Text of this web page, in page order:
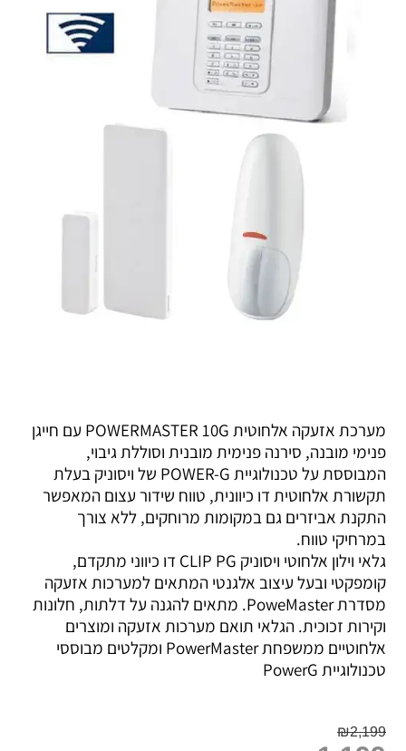
מערכת אזעקה אלחוטית POWERMASTER 10G עם חייגן
פנימי מובנה, סירנה פנימית מובנית וסוללת גיבוי,
המבוססת על טכנולוגיית POWER-G של ויסוניק בעלת
תקשורת אלחוטית דו כיוונית, טווח שידור עצום המאפשר
התקנת אביזרים גם במקומות מרוחקים, ללא צורך
במרחיקי טווח.
גלאי וילון אלחוטי ויסוניק CLIP PG דו כיווני מתקדם,
קומפקטי ובעל עיצוב אלגנטי המתאים למערכות אזעקה
מסדרת PoweMaster. מתאים להגנה על דלתות, חלונות
וקירות זכוכית. הגלאי תואם מערכות אזעקה ומוצרים
אלחוטיים ממשפחת PowerMaster ומקלטים מבוססי
טכנולוגיית PowerG
₪2,199